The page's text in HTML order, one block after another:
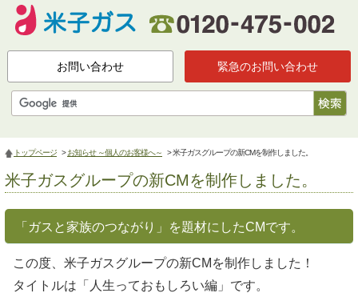
緊急のお問い合わせ
お問い合わせ
トップページ >お知らせ ～個人のお客様へ～ > 米子ガスグループの新CMを制作しました。
米子ガスグループの新CMを制作しました。
「ガスと家族のつながり」を題材にしたCMです。
この度、米子ガスグループの新CMを制作しました！
タイトルは「人生っておもしろい編」です。